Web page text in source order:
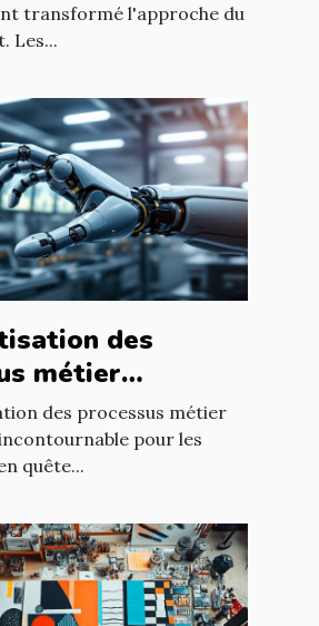
transformé l'approche du
Les...
des
métier
transformer
des processus métier
pour les
quête...